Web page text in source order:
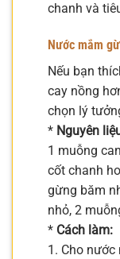
chanh và
Nước mắm
Nếu bạn
cay nồng
chọn lý
* Nguyên
1 muỗng
cốt chanh
gừng băm
nhỏ, 2
* Cách làm:
1. Cho